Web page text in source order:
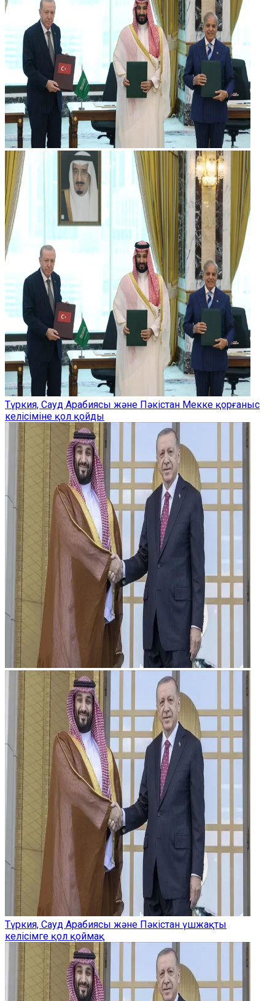
Түркия, Сауд Арабиясы және Пәкістан Мекке қорғаныс
келісіміне қол қойды
Түркия, Сауд Арабиясы және Пәкістан үшжақты
келісімге қол қоймақ